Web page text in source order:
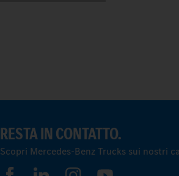
RESTA IN CONTATTO.
Scopri Mercedes-Benz Trucks sui nostri